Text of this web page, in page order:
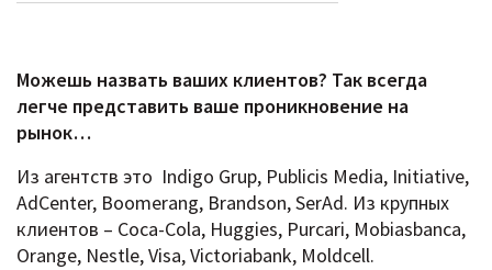
Можешь назвать ваших клиентов? Так всегда
легче представить ваше проникновение на
рынок…
Из агентств это Indigo Grup, Publicis Media, Initiative,
AdCenter, Boomerang, Brandson, SerAd. Из крупных
клиентов – Coca-Cola, Huggies, Purcari, Mobiasbanca,
Orange, Nestle, Visa, Victoriabank, Moldcell.